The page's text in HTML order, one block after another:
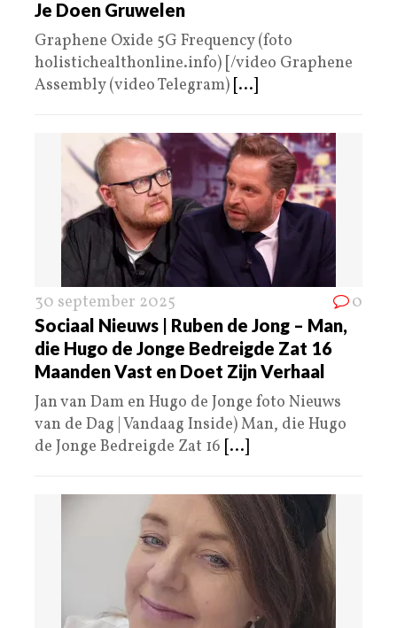
Je Doen Gruwelen
Graphene Oxide 5G Frequency (foto
holistichealthonline.info) [/video Graphene
Assembly (video Telegram) [...]
30 september 2025 0
Sociaal Nieuws | Ruben de Jong – Man,
die Hugo de Jonge Bedreigde Zat 16
Maanden Vast en Doet Zijn Verhaal
Jan van Dam en Hugo de Jonge foto Nieuws
van de Dag | Vandaag Inside) Man, die Hugo
de Jonge Bedreigde Zat 16 [...]